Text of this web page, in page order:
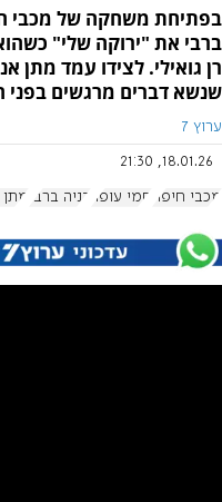
בפתיחת משחקה של מכבי
ברבי את "ירוקה שלי"
רן גואילי. לצידו עמד מתן
שנשא דברים מרגשים
ערוץ 7
18.01.26, 21:30
מכבי חיפה סמי עופר בניה ברבי מתן